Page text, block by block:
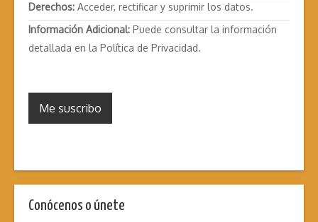
Derechos: Acceder, rectificar y suprimir los datos.
Información Adicional: Puede consultar la información
detallada en la Política de Privacidad.
Conócenos o únete